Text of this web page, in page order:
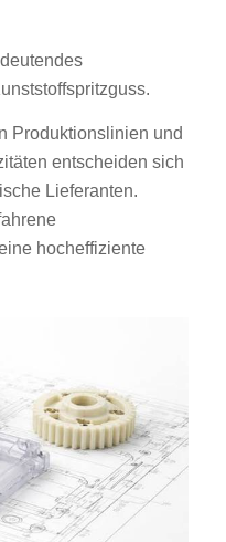
Produktionslinien und
entscheiden sich
Lieferanten.
hocheffiziente